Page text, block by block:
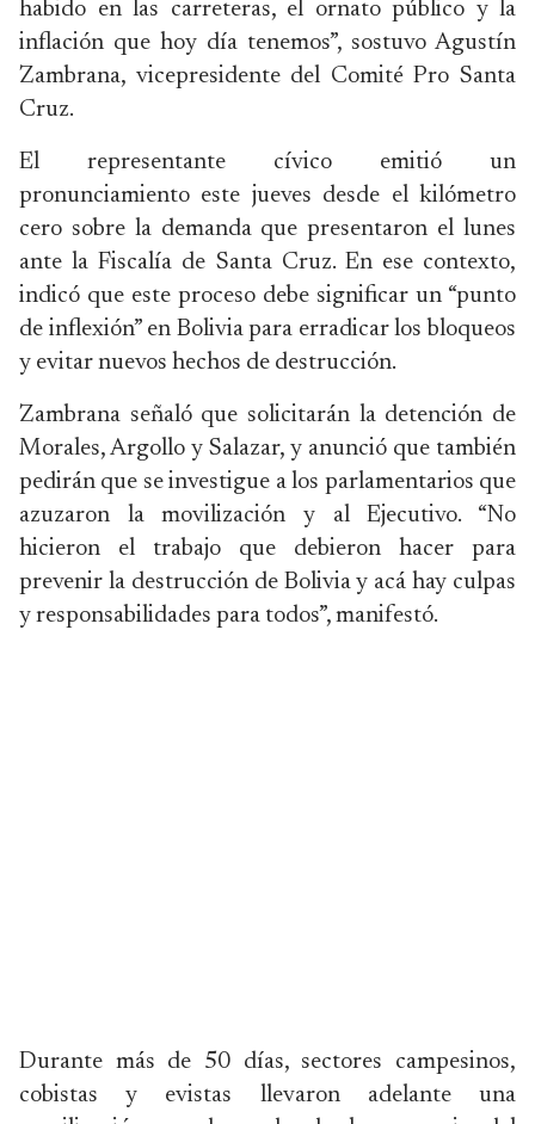
habido en las carreteras, el ornato público y la
inflación que hoy día tenemos”, sostuvo Agustín
Zambrana, vicepresidente del Comité Pro Santa
Cruz.
El representante cívico emitió un
pronunciamiento este jueves desde el kilómetro
cero sobre la demanda que presentaron el lunes
ante la Fiscalía de Santa Cruz. En ese contexto,
indicó que este proceso debe significar un “punto
de inflexión” en Bolivia para erradicar los bloqueos
y evitar nuevos hechos de destrucción.
Zambrana señaló que solicitarán la detención de
Morales, Argollo y Salazar, y anunció que también
pedirán que se investigue a los parlamentarios que
azuzaron la movilización y al Ejecutivo. “No
hicieron el trabajo que debieron hacer para
prevenir la destrucción de Bolivia y acá hay culpas
y responsabilidades para todos”, manifestó.
Durante más de 50 días, sectores campesinos,
cobistas y evistas llevaron adelante una